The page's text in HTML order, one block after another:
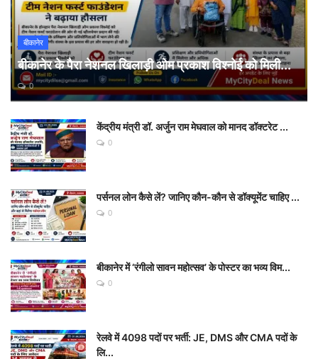
बीकानेर
बीकानेर के पैरा नेशनल खिलाड़ी ओम प्रकाश विश्नोई को मिली...
0
केंद्रीय मंत्री डॉ. अर्जुन राम मेघवाल को मानद डॉक्टरेट ...
0
पर्सनल लोन कैसे लें? जानिए कौन-कौन से डॉक्यूमेंट चाहिए ...
0
बीकानेर में ‘रंगीलो सावन महोत्सव’ के पोस्टर का भव्य विम...
0
रेलवे में 4098 पदों पर भर्ती: JE, DMS और CMA पदों के
लि...